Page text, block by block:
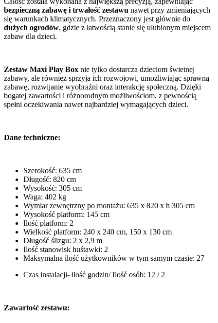
bezpieczną zabawę i trwałość zestawu nawet przy zmieniających
się warunkach klimatycznych. Przeznaczony jest głównie do
dużych ogrodów, gdzie z łatwością stanie się ulubionym miejscem
zabaw dla dzieci.
Zestaw Maxi Play Box nie tylko dostarcza dzieciom świetnej
zabawy, ale również sprzyja ich rozwojowi, umożliwiając sprawną
zabawę, rozwijanie wyobraźni oraz interakcję społeczną. Dzięki
bogatej zawartości i różnorodnym możliwościom, z pewnością
spełni oczekiwania nawet najbardziej wymagających dzieci.
Dane techniczne:
Szerokość: 635 cm
Długość: 820 cm
Wysokość: 305 cm
Waga: 402 kg
Wymiar zewnętrzny po montażu: 635 x 820 x h 305 cm
Wysokość platform: 145 cm
Ilość platform: 2
Wielkość platform: 240 x 240 cm, 150 x 130 cm
Długość ślizgu: 2 x 2,9 m
Ilość stanowisk huśtawki: 2
Maksymalna ilość użytkowników w tym samym czasie: 27
Czas instalacji- ilość godzin/ Ilość osób: 12 / 2
Zawartość zestawu: